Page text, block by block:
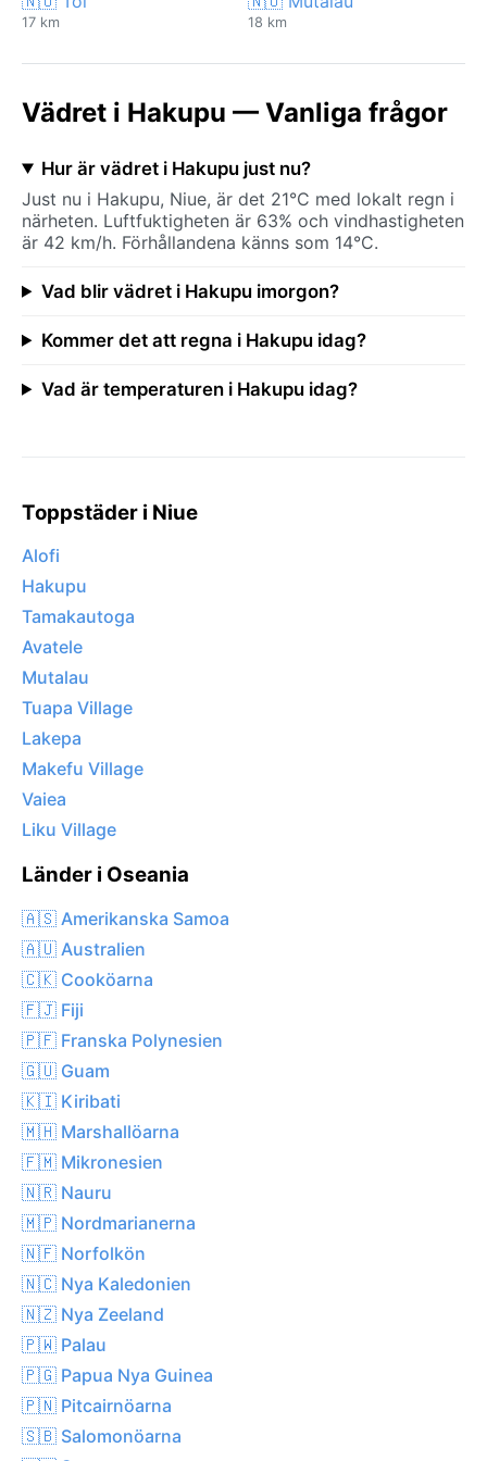
17 km 18 km
Vädret i Hakupu — Vanliga frågor
Hur är vädret i Hakupu just nu?
Just nu i Hakupu, Niue, är det 21°C med lokalt regn i
närheten. Luftfuktigheten är 63% och vindhastigheten
är 42 km/h. Förhållandena känns som 14°C.
Vad blir vädret i Hakupu imorgon?
Kommer det att regna i Hakupu idag?
Vad är temperaturen i Hakupu idag?
Toppstäder i Niue
Alofi
Hakupu
Tamakautoga
Avatele
Mutalau
Tuapa Village
Lakepa
Makefu Village
Vaiea
Liku Village
Länder i Oseania
🇦🇸 Amerikanska Samoa
🇦🇺 Australien
🇨🇰 Cooköarna
🇫🇯 Fiji
🇵🇫 Franska Polynesien
🇬🇺 Guam
🇰🇮 Kiribati
🇲🇭 Marshallöarna
🇫🇲 Mikronesien
🇳🇷 Nauru
🇲🇵 Nordmarianerna
🇳🇫 Norfolkön
🇳🇨 Nya Kaledonien
🇳🇿 Nya Zeeland
🇵🇼 Palau
🇵🇬 Papua Nya Guinea
🇵🇳 Pitcairnöarna
🇸🇧 Salomonöarna